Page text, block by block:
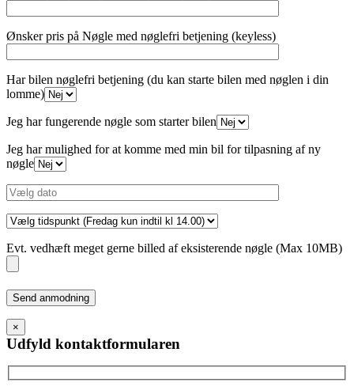
Ønsker pris på Nøgle med nøglefri betjening (keyless)
Har bilen nøglefri betjening (du kan starte bilen med nøglen i din
lomme)
Jeg har fungerende nøgle som starter bilen
Jeg har mulighed for at komme med min bil for tilpasning af ny
nøgle
Evt. vedhæft meget gerne billed af eksisterende nøgle (Max 10MB)
Please
leave
this
field
empty.
×
Udfyld kontaktformularen